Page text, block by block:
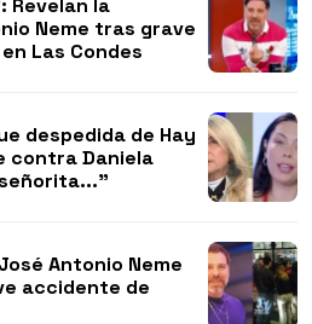
Revelan la
Neme tras grave
Las Condes
despedida de Hay
contra Daniela
Antonio Neme
accidente de